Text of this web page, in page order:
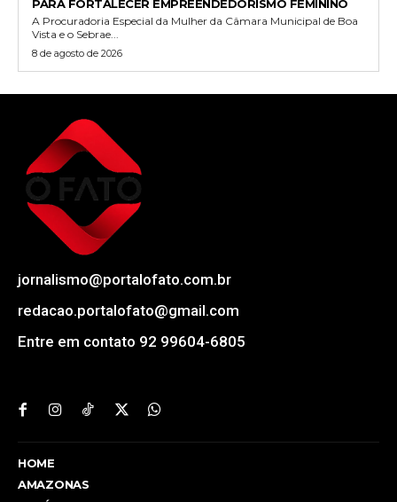
PARA FORTALECER EMPREENDEDORISMO FEMININO
A Procuradoria Especial da Mulher da Câmara Municipal de Boa
Vista e o Sebrae...
8 de agosto de 2026
jornalismo@portalofato.com.br
redacao.portalofato@gmail.com
Entre em contato 92 99604-6805
HOME
AMAZONAS